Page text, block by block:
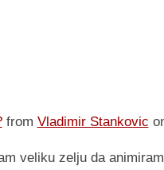
from Vladimir Stankovic
veliku zelju da